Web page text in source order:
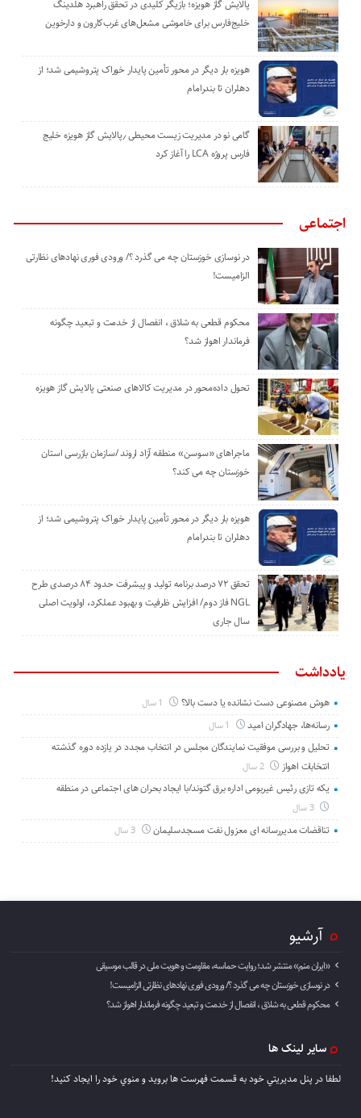
پالایش گاز هویزه؛ بازیگر کلیدی در تحقق راهبرد هلدینگ
خلیج‌فارس برای خاموشی مشعل‌های غرب‌کارون و دارخوین
هویزه بار دیگر در محور تأمین پایدار خوراک پتروشیمی شد؛ از
دهلران تا بندرامام
گامی نو در مدیریت زیست ‌محیطی ٫پالایش گاز هویزه خلیج
‌فارس پروژه LCA را آغاز کرد
اجتماعی
در نوسازی خوزستان چه می گذرد ؟/ ورودی فوری نهادهای نظارتی
الزامیست!
محکوم قطعی به شلاق ، انفصال از خدمت و تبعید چگونه
فرماندار اهواز شد؟
تحول داده‌محور در مدیریت کالاهای صنعتی پالایش گاز هویزه
ماجراهای «سوسن» منطقه آزاد اروند /سازمان بازرسی استان
خوزستان چه می کند؟
هویزه بار دیگر در محور تأمین پایدار خوراک پتروشیمی شد؛ از
دهلران تا بندرامام
تحقق ۷۲ درصد برنامه تولید و پیشرفت حدود ۸۴ درصدی طرح
NGL فاز دوم/ افزایش ظرفیت و بهبود عملکرد، اولویت اصلی
سال جاری
یادداشت
هوش مصنوعی دست نشانده یا دست بالا؟
رسانه‌ها، جهادگران امید
تحلیل و بررسی موفقیت نمایندگان مجلس در انتخاب مجدد در یازده دوره گذشته
انتخابات اهواز
2 سال
یکه تازی رئیس غیربومی اداره برق گتوند/با ایجاد بحران های اجتماعی در منطقه
3 سال
تناقضات مدیررسانه ای معزول نفت مسجدسلیمان 3 سال
آرشیو
«ایران منم» منتشر شد؛ روایت حماسه، مقاومت و هویت ملی در قالب موسیقی
در نوسازی خوزستان چه می گذرد ؟/ ورودی فوری نهادهای نظارتی الزامیست!
محکوم قطعی به شلاق ، انفصال از خدمت و تبعید چگونه فرماندار اهواز شد؟
سایر لینک ها
لطفا در پنل مديريتي خود به قسمت فهرست ها برويد و منوي خود را ايجاد كنيد!